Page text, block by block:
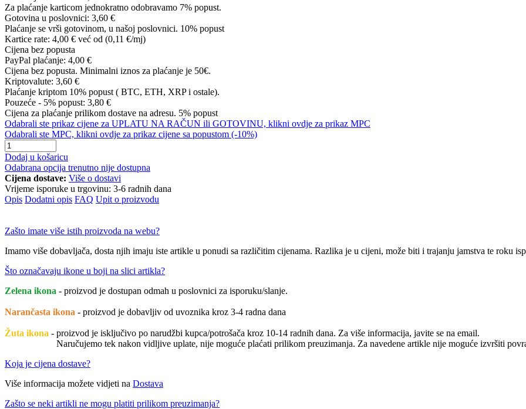
Za plaćanje karticom jednokratno odobravamo 7% popust.
Gotovina u poslovnici: 3,60 €
Plaćanje se vrši gotovinom, u našoj poslovnici. 10% popust
Kartice rate: 4,00 € već od (0,11 €/mj)
Cijena bez popusta
PayPal plaćanje: 4,00 €
Cijena bez popusta. Minimalni iznos za plaćanje je 50€.
Kriptovalute: 3,60 €
Plaćanje kriptom 10% popust ( BTC, ETH, XRP i ostale).
Pouzeće - 5% popust: 3,80 €
Cijena za plaćanje prilikom dostave na adresu. 5% popust
Odabrali ste prikaz cijene za UPLATU NA RAČUN ili GOTOVINU, klikni ovdje za prikaz MPC
Odabrali ste MPC, klikni ovdje za prikaz cijene sa popustom (-10%)
Dodaj u košaricu
Odabrana opcija trenutno nije dostupna
Cijena dostave: Više o dostavi
Vrijeme isporuke u trgovinu: 3-6 radnih dana
Opis Dodatni opis FAQ Upit o proizvodu
Zašto imate više istih proizvoda na webu?
Imamo više dobavljača, dosta njih imaju iste artikle u ponudi sa različitim cijenama. Razlika je u cijeni, može biti i trajanju jamstva te roku
Što označavaju ikone u boji na slici artikla?
Zelena ikona - proizvod je dostupan odmah u poslovnici za isporuku/slanje.
Narančasta ikona - proizvod je dobavljiv od uvoznika kroz 3-4 radna dana
Žuta ikona - proizvod je isključivo po narudžbi kupca/potrošača kroz 10-14 radnih dana. Za više informacija, javite se na email.
Naručujemo tek nakon vidljive uplate, nije moguće plaćati prilikom preuzimanja. Za navedene artikle nije moguće izvršiti
Koja je cijena dostave?
Više informacija možete vidjeti na Dostava
Zašto se neki artikli ne mogu platiti prilikom preuzimanja?